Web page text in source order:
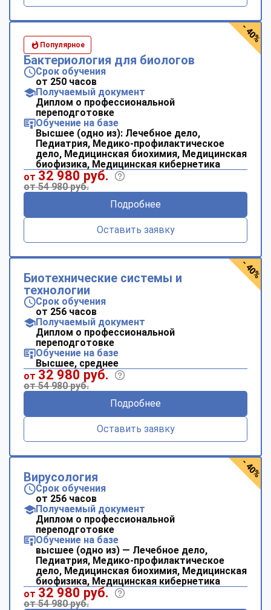
Популярное
Бактериология для биологов
Срок обучения
от 250 часов
Получаемый документ
Диплом о профессиональной
переподготовке
Обучение на базе
Высшее (одно из): Лечебное дело,
Педиатрия, Медико-профилактическое
дело, Медицинская биохимия, Медицинская
биофизика, Медицинская кибернетика
от 32 980 руб.
от 54 980 руб.
Подробнее
Оставить заявку
- 40%
Биотехнические системы и
технологии
Срок обучения
от 256 часов
Получаемый документ
Диплом о профессиональной
переподготовке
Обучение на базе
Высшее, среднее
от 32 980 руб.
от 54 980 руб.
Подробнее
Оставить заявку
- 40%
Вирусология
Срок обучения
от 256 часов
Получаемый документ
Диплом о профессиональной
переподготовке
Обучение на базе
высшее (одно из) — Лечебное дело,
Педиатрия, Медико-профилактическое
дело, Медицинская биохимия, Медицинская
биофизика, Медицинская кибернетика
от 32 980 руб.
от 54 980 руб.
- 40%